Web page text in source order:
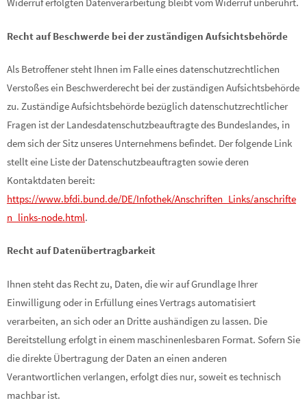
Recht auf Beschwerde bei der zuständigen Aufsichtsbehörde
Als Betroffener steht Ihnen im Falle eines datenschutzrechtlichen
Verstoßes ein Beschwerderecht bei der zuständigen Aufsichtsbehörde
zu. Zuständige Aufsichtsbehörde bezüglich datenschutzrechtlicher
Fragen ist der Landesdatenschutzbeauftragte des Bundeslandes, in
dem sich der Sitz unseres Unternehmens befindet. Der folgende Link
stellt eine Liste der Datenschutzbeauftragten sowie deren
Kontaktdaten bereit:
https://www.bfdi.bund.de/DE/Infothek/Anschriften_Links/anschrifte
n_links-node.html.
Recht auf Datenübertragbarkeit
Ihnen steht das Recht zu, Daten, die wir auf Grundlage Ihrer
Einwilligung oder in Erfüllung eines Vertrags automatisiert
verarbeiten, an sich oder an Dritte aushändigen zu lassen. Die
Bereitstellung erfolgt in einem maschinenlesbaren Format. Sofern Sie
die direkte Übertragung der Daten an einen anderen
Verantwortlichen verlangen, erfolgt dies nur, soweit es technisch
machbar ist.